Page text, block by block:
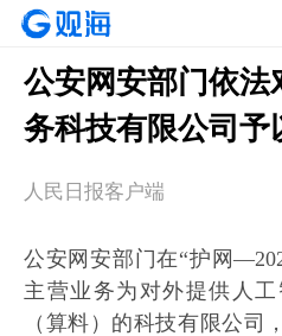
公安网安部门依法
务科技有限公司予
人民日报客户端
公安网安部门在“护网
主营业务为对外提供人
（算料）的科技有限公司